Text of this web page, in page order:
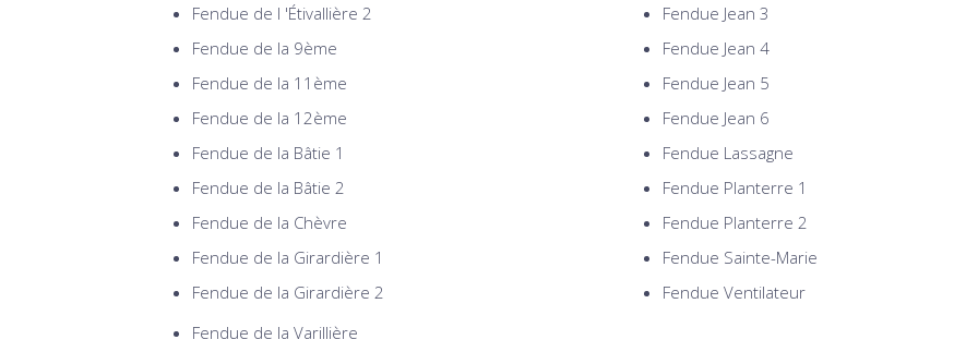
Fendue de l 'Étivallière 2
Fendue Jean 3
Fendue de la 9ème
Fendue Jean 4
Fendue de la 11ème
Fendue Jean 5
Fendue de la 12ème
Fendue Jean 6
Fendue de la Bâtie 1
Fendue Lassagne
Fendue de la Bâtie 2
Fendue Planterre 1
Fendue de la Chèvre
Fendue Planterre 2
Fendue de la Girardière 1
Fendue Sainte-Marie
Fendue de la Girardière 2
Fendue Ventilateur
Fendue de la Varillière